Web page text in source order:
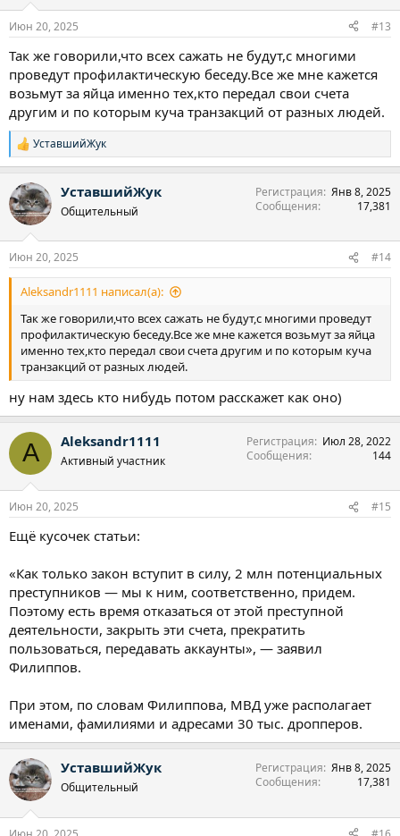
Июн 20, 2025 #13
Так же говорили,что всех сажать не будут,с многими
проведут профилактическую беседу.Все же мне кажется
возьмут за яйца именно тех,кто передал свои счета
другим и по которым куча транзакций от разных людей.
Р
е
к
ц
и
УставшийЖук
УставшийЖук
Общительный
Регистрация Янв 8, 2025
Сообщения
17,381
Июн 20, 2025 #14
Aleksandr1111 написал(а):
Так же говорили,что всех сажать не будут,с многими проведут
профилактическую беседу.Все же мне кажется возьмут за яйца
именно тех,кто передал свои счета другим и по которым куча
транзакций от разных людей.
ну нам здесь кто нибудь потом расскажет как оно)
A Aleksandr1111
Активный участник
Регистрация
Июл 28, 2022
Сообщения
144
Июн 20, 2025 #15
Ещё кусочек статьи:
«Как только закон вступит в силу, 2 млн потенциальных
преступников — мы к ним, соответственно, придем.
Поэтому есть время отказаться от этой преступной
деятельности, закрыть эти счета, прекратить
пользоваться, передавать аккаунты», — заявил
Филиппов.
При этом, по словам Филиппова, МВД уже располагает
именами, фамилиями и адресами 30 тыс. дропперов.
УставшийЖук
Общительный
Регистрация Янв 8, 2025
Сообщения
17,381